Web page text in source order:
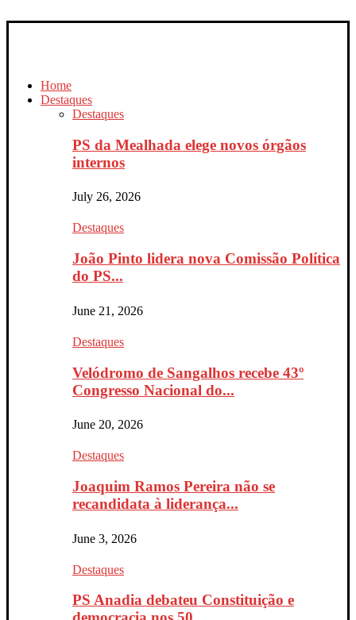
Home
Destaques
Destaques
PS da Mealhada elege novos órgãos
internos
July 26, 2026
Destaques
João Pinto lidera nova Comissão Política
do PS...
June 21, 2026
Destaques
Velódromo de Sangalhos recebe 43º
Congresso Nacional do...
June 20, 2026
Destaques
Joaquim Ramos Pereira não se
recandidata à liderança...
June 3, 2026
Destaques
PS Anadia debateu Constituição e